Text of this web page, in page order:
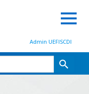
Admin UEFISCDI